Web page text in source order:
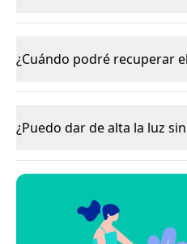
¿Cuándo podré recuperar
¿Puedo dar de alta la luz sin